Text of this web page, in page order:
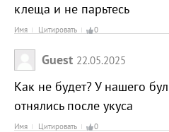
клеща и не парьтесь
Имя Цитировать 0
Guest 22.05.2025
Как не будет? У нашего
отнялись после укуса
Имя Цитировать 0